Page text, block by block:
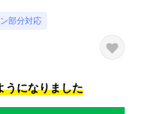
部分対応
うになりました